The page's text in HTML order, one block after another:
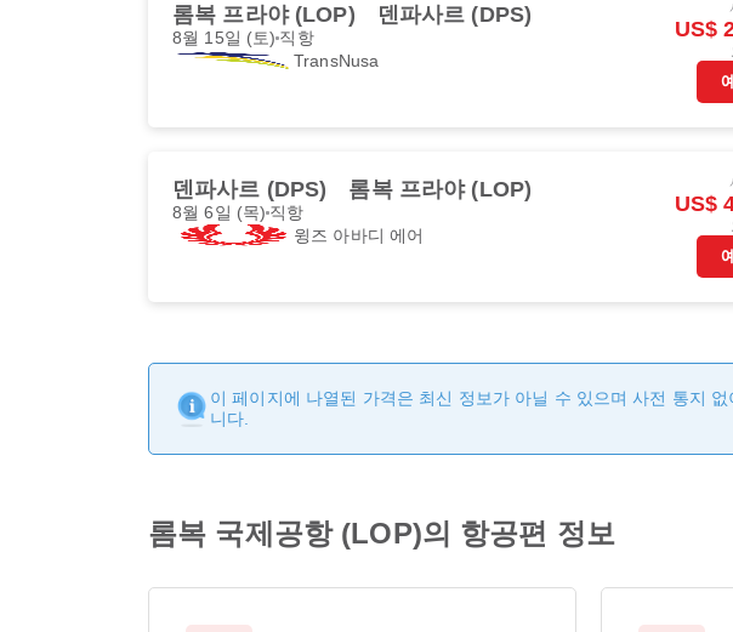
롬복 프라야 (LOP) 덴파사르 (DPS)
8월 15일 (토) 직항
TransNusa
US$
덴파사르 (DPS) 롬복 프라야 (LOP)
8월 6일 (목) 직항
윙즈 아바디 에어
US$
이 페이지에 나열된 가격은 최신 정보가 아닐 수 있으며 사전 통지
니다.
롬복 국제공항 (LOP)의 항공편 정보